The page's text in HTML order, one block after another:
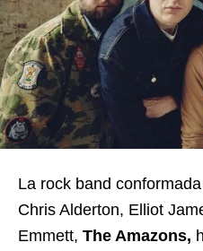
La rock band
Chris Alderton, Elliot
Emmett, The Amazons,